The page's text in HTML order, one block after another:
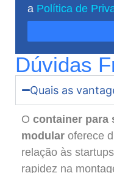
a Política de
Dúvidas
Quais as
O container para
modular oferece
relação às
rapidez na